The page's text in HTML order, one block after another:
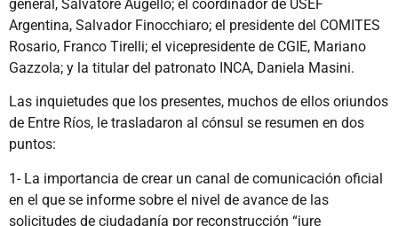
general, Salvatore Augello; el coordinador de USEF
Argentina, Salvador Finocchiaro; el presidente del COMITES
Rosario, Franco Tirelli; el vicepresidente de CGIE, Mariano
Gazzola; y la titular del patronato INCA, Daniela Masini.
Las inquietudes que los presentes, muchos de ellos oriundos
de Entre Ríos, le trasladaron al cónsul se resumen en dos
puntos:
1- La importancia de crear un canal de comunicación oficial
en el que se informe sobre el nivel de avance de las
solicitudes de ciudadanía por reconstrucción “iure